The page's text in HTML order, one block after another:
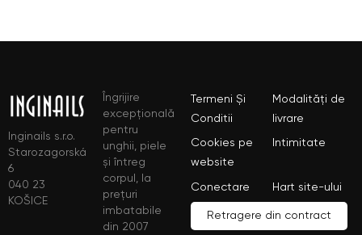
Inginails s.r.o.
Starozagorská
6
040 23
KOŠICE
Îngrijire
excepțională
pentru
unghii, piele
și întreg
corpul, la
prețuri
imbatabile
din 2007
Termeni Și
Conditii
Modalități de
livrare
Cookies pe
website
Intimitate
Conectare Hart site-ului
Retragere din contract